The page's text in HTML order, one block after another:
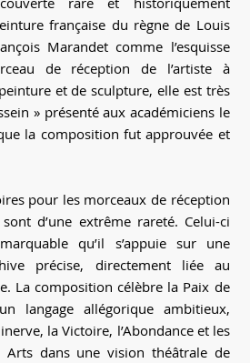
française du règne de Louis
Marandet comme l’esquisse
de réception de l’artiste à
et de sculpture, elle est très
» présenté aux académiciens le
la composition fut approuvée et
pour les morceaux de réception
d’une extrême rareté. Celui-ci
qu’il s’appuie sur une
précise, directement liée au
La composition célèbre la Paix de
langage allégorique ambitieux,
la Victoire, l’Abondance et les
Arts dans une vision théâtrale de